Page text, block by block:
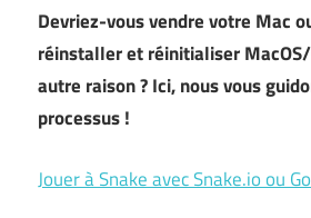
Devriez-vous vendre votre Mac
réinstaller et réinitialiser MacOS/
autre raison ? Ici, nous vous
processus !
Jouer à Snake avec Snake.io ou